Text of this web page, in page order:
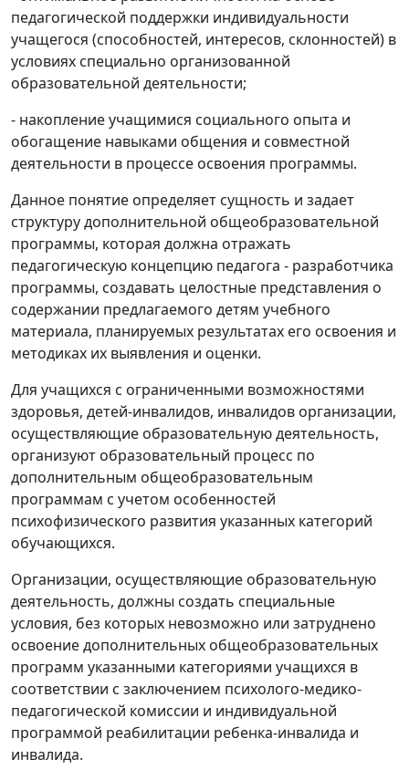
педагогической поддержки индивидуальности
учащегося (способностей, интересов, склонностей) в
условиях специально организованной
образовательной деятельности;
- накопление учащимися социального опыта и
обогащение навыками общения и совместной
деятельности в процессе освоения программы.
Данное понятие определяет сущность и задает
структуру дополнительной общеобразовательной
программы, которая должна отражать
педагогическую концепцию педагога - разработчика
программы, создавать целостные представления о
содержании предлагаемого детям учебного
материала, планируемых результатах его освоения и
методиках их выявления и оценки.
Для учащихся с ограниченными возможностями
здоровья, детей-инвалидов, инвалидов организации,
осуществляющие образовательную деятельность,
организуют образовательный процесс по
дополнительным общеобразовательным
программам с учетом особенностей
психофизического развития указанных категорий
обучающихся.
Организации, осуществляющие образовательную
деятельность, должны создать специальные
условия, без которых невозможно или затруднено
освоение дополнительных общеобразовательных
программ указанными категориями учащихся в
соответствии с заключением психолого-медико-
педагогической комиссии и индивидуальной
программой реабилитации ребенка-инвалида и
инвалида.